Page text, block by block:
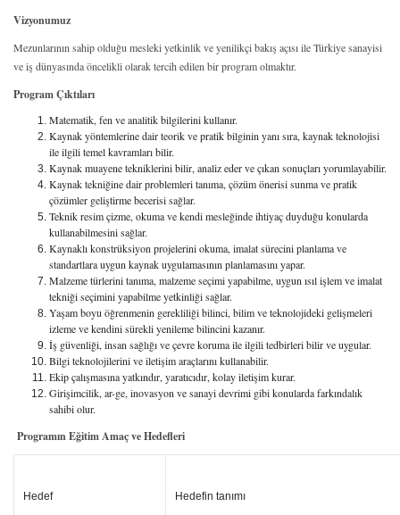
Vizyonumuz
Mezunlarının sahip olduğu mesleki yetkinlik ve yenilikçi bakış açısı ile Türkiye sanayisi
ve iş dünyasında öncelikli olarak tercih edilen bir program olmaktır.
Program Çıktıları
Matematik, fen ve analitik bilgilerini kullanır.
Kaynak yöntemlerine dair teorik ve pratik bilginin yanı sıra, kaynak teknolojisi
ile ilgili temel kavramları bilir.
Kaynak muayene tekniklerini bilir, analiz eder ve çıkan sonuçları yorumlayabilir.
Kaynak tekniğine dair problemleri tanıma, çözüm önerisi sunma ve pratik
çözümler geliştirme becerisi sağlar.
Teknik resim çizme, okuma ve kendi mesleğinde ihtiyaç duyduğu konularda
kullanabilmesini sağlar.
Kaynaklı konstrüksiyon projelerini okuma, imalat sürecini planlama ve
standartlara uygun kaynak uygulamasının planlamasını yapar.
Malzeme türlerini tanıma, malzeme seçimi yapabilme, uygun ısıl işlem ve imalat
tekniği seçimini yapabilme yetkinliği sağlar.
Yaşam boyu öğrenmenin gerekliliği bilinci, bilim ve teknolojideki gelişmeleri
izleme ve kendini sürekli yenileme bilincini kazanır.
İş güvenliği, insan sağlığı ve çevre koruma ile ilgili tedbirleri bilir ve uygular.
Bilgi teknolojilerini ve iletişim araçlarını kullanabilir.
Ekip çalışmasına yatkındır, yaratıcıdır, kolay iletişim kurar.
Girişimcilik, ar-ge, inovasyon ve sanayi devrimi gibi konularda farkındalık
sahibi olur.
Programın Eğitim Amaç ve Hedefleri
Hedef Hedefin tanımı